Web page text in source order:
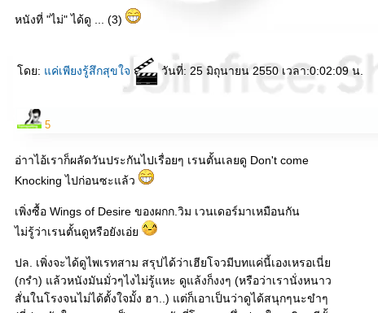
หนังที่ "ไม่" ได้ดู ... (3)
ดย: ค่เพียงรู้สึกสุขใจ วันที่: 25 มิถุนายน 2550 เวลา:0:02:09 น.
5
อ่าาไอ้เราก็ผลัดวันประกันไปเรื่อยๆ เรนตั้นเลยดู Don't come
Knocking ไปก่อนซะแล้ว
เพิ่งซื้อ Wings of Desire ของผกก.วิม เวนเดอร์มาเหมือนกัน
ไม่รู้ว่าเรนตั้นดูหรือยังเอ่
ปล. เพิ่งจะได้ดูไพเรทสาม สรุปได้ว่าเฮียโจวมีบทแค่นี้เองเหรอเนี่
(กรำ) แล้วหนังมันมั่วๆไงไม่รู้แหะ ดูแล้งก็งงๆ (หรือว่าเรานั่งหนาว
สั่นในโรงจนไม่ได้ตั้งใจมั้ง ฮา..) แต่ก็เอาเป็นว่าดูได้สนุกๆนะขำๆ